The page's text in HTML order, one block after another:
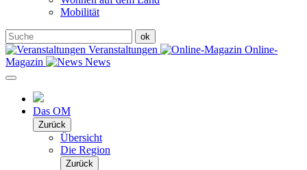
Mobilität
Veranstaltungen
Online-
Magazin
News
Das OM
Zurück
Übersicht
Die Region
Zurück